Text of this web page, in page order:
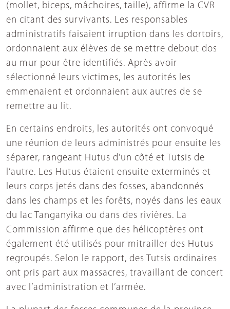
(mollet, biceps, mâchoires, taille), affirme la CVR
en citant des survivants. Les responsables
administratifs faisaient irruption dans les dortoirs,
ordonnaient aux élèves de se mettre debout dos
au mur pour être identifiés. Après avoir
sélectionné leurs victimes, les autorités les
emmenaient et ordonnaient aux autres de se
remettre au lit.
En certains endroits, les autorités ont convoqué
une réunion de leurs administrés pour ensuite les
séparer, rangeant Hutus d’un côté et Tutsis de
l’autre. Les Hutus étaient ensuite exterminés et
leurs corps jetés dans des fosses, abandonnés
dans les champs et les forêts, noyés dans les eaux
du lac Tanganyika ou dans des rivières. La
Commission affirme que des hélicoptères ont
également été utilisés pour mitrailler des Hutus
regroupés. Selon le rapport, des Tutsis ordinaires
ont pris part aux massacres, travaillant de concert
avec l’administration et l’armée.